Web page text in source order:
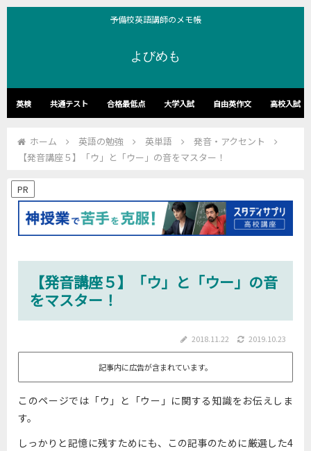
予備校英語講師のメモ帳
よびめも
英検 共通テスト 合格最低点 大学入試 自由英作文 高校入試
ホーム 英語の勉強 英単語
発音・アクセント
【発音講座５】「ウ」と「ウー」の音をマスター！
PR
【発音講座５】「ウ」と「ウー」の音
をマスター！
2018.11.22 2019.10.23
記事内に広告が含まれています。
このページでは「ウ」と「ウー」に関する知識をお伝えしま
す。
しっかりと記憶に残すためにも、この記事のために厳選した4